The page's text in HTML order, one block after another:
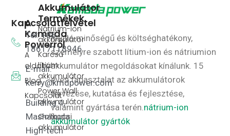
Kiváló minőségű és költséghatékony,
személyre szabott lítium-ion és nátriumion
akkumulátor megoldásokat kínálunk. 15
éves tapasztalat az akkumulátorok
tervezése, kutatása és fejlesztése,
valamint gyártása terén.nátrium-ion
akkumulátor gyártók
Akkumulátor
Termékek
Nátrium-ion
akkumulátor
Karcsú
lítium
akkumulátor
Power Wall
akkumulátor
Golfkocsi
akkumulátor
A
Kamada
Powerről
A
oldalról
Blog
Kapcsolat
Kapcsolatfelvétel
Tel: +86
18617118946
E-mail:
kerry@kmdpower.com
Building 4,
Mashaxuda
High-tech